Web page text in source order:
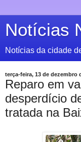
Notícias
Notícias da cidade
terça-feira, 13 de dezembro
Reparo em
desperdício
tratada na